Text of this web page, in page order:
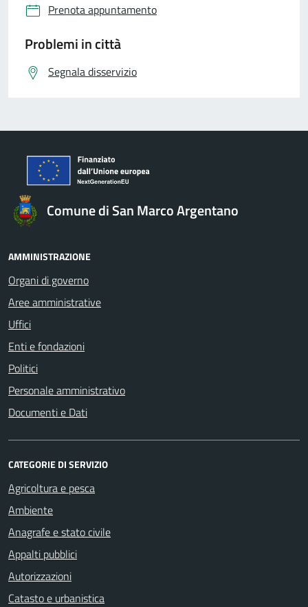
Prenota appuntamento
Problemi in città
Segnala disservizio
Comune di San Marco Argentano
AMMINISTRAZIONE
Organi di governo
Aree amministrative
Uffici
Enti e fondazioni
Politici
Personale amministrativo
Documenti e Dati
CATEGORIE DI SERVIZIO
Agricoltura e pesca
Ambiente
Anagrafe e stato civile
Appalti pubblici
Autorizzazioni
Catasto e urbanistica